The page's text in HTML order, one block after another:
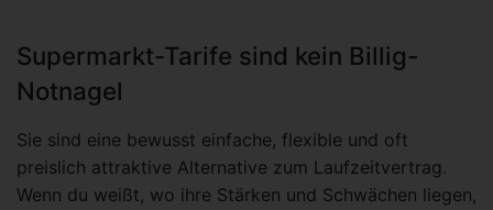
Supermarkt-Tarife sind kein Billig-
Notnagel
Sie sind eine bewusst einfache, flexible und oft
preislich attraktive Alternative zum Laufzeitvertrag.
Wenn du weißt, wo ihre Stärken und Schwächen liegen,